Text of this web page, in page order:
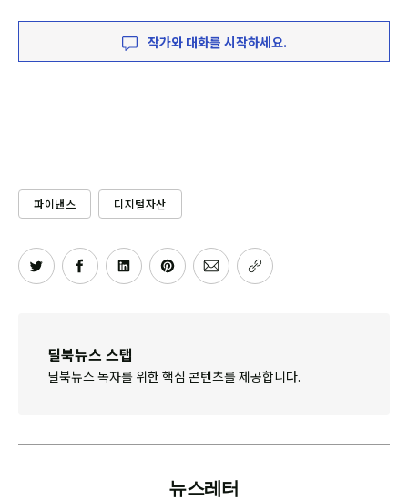
작가와 대화를 시작하세요.
파이낸스 디지털자산
딜북뉴스 스탭
딜북뉴스 독자를 위한 핵심 콘텐츠를 제공합니다.
뉴스레터